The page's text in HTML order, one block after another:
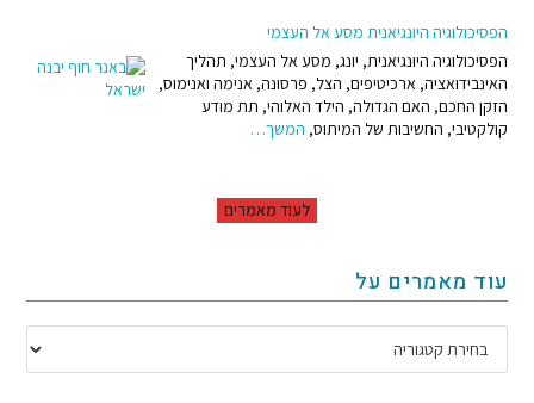
הפסיכולוגיה היונגיאנית מסע אל העצמי
הפסיכולוגיה היונגיאנית, יונג, מסע אל העצמי, תהליך
האינבידואציה, ארכיטיפים, הצל, פרסונה, אנימה ואנימוס,
הזקן החכם, האם הגדולה, הילד האלוהי, תת מודע
קולקטיבי, החשיבות של המיתוס,המשך…
לעוד מאמרים
עוד מאמרים על